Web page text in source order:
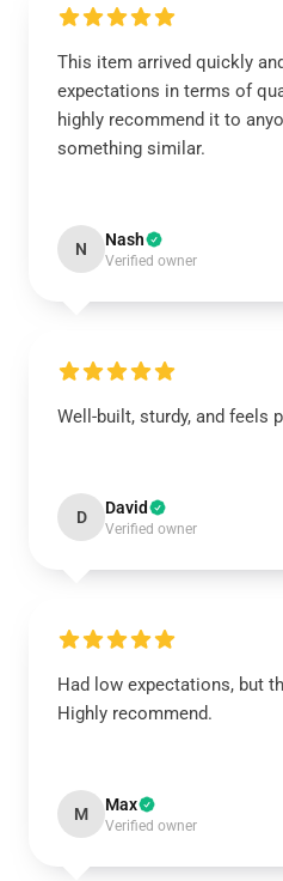
This item arrived quickly
expectations in terms of
highly recommend it to
something similar.
N Nash
Verified owner
Well-built, sturdy, and feels
D David
Verified owner
Had low expectations, but
Highly recommend.
M Max
Verified owner